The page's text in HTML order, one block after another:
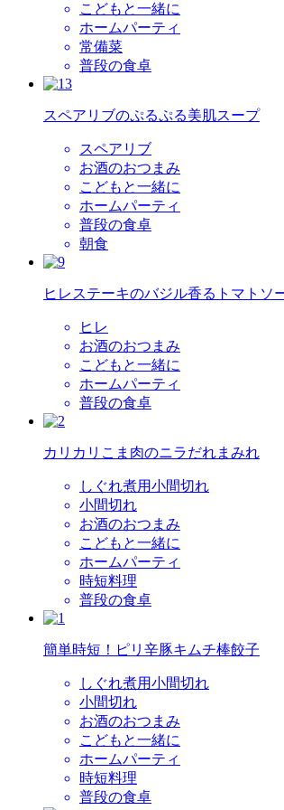
こどもと一緒に
ホームパーティ
常備菜
普段の食卓
スペアリブのぷるぷる美肌スープ
スペアリブ
お酒のおつまみ
こどもと一緒に
ホームパーティ
普段の食卓
朝食
ヒレステーキのバジル香るトマトソ
ヒレ
お酒のおつまみ
こどもと一緒に
ホームパーティ
普段の食卓
カリカリこま肉のニラだれまみれ
しぐれ煮用小間切れ
小間切れ
お酒のおつまみ
こどもと一緒に
ホームパーティ
時短料理
普段の食卓
簡単時短！ピリ辛豚キムチ棒餃子
しぐれ煮用小間切れ
小間切れ
お酒のおつまみ
こどもと一緒に
ホームパーティ
時短料理
普段の食卓